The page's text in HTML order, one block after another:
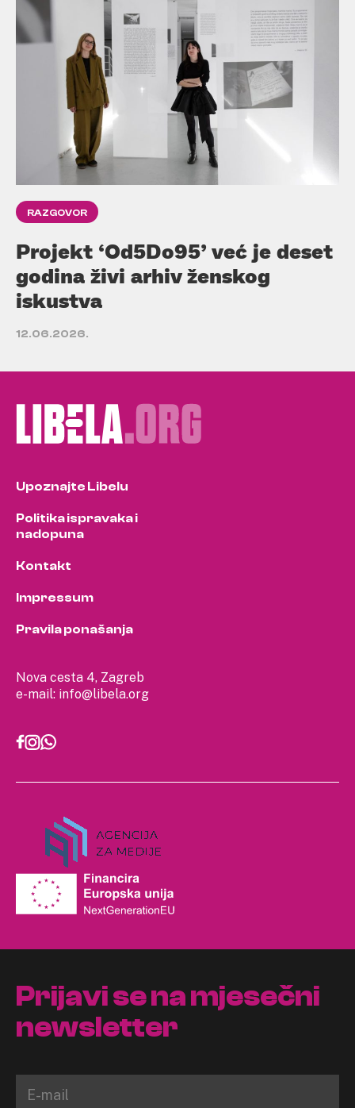
RAZGOVOR
Projekt ‘Od5Do95’ već je deset
godina živi arhiv ženskog
iskustva
12.06.2026.
Nova cesta 4, Zagreb
e-mail: info@libela.org
Upoznajte Libelu
Politika ispravaka i
nadopuna
Kontakt
Impressum
Pravila ponašanja
Prijavi se na mjesečni
newsletter